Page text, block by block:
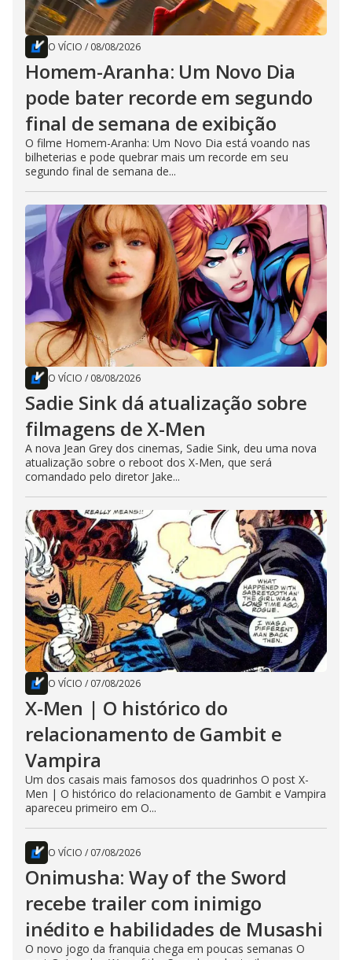
O VÍCIO / 08/08/2026
Homem-Aranha: Um Novo Dia
pode bater recorde em segundo
final de semana de exibição
O filme Homem-Aranha: Um Novo Dia está voando nas
bilheterias e pode quebrar mais um recorde em seu
segundo final de semana de...
O VÍCIO / 08/08/2026
Sadie Sink dá atualização sobre
filmagens de X-Men
A nova Jean Grey dos cinemas, Sadie Sink, deu uma nova
atualização sobre o reboot dos X-Men, que será
comandado pelo diretor Jake...
O VÍCIO / 07/08/2026
X-Men | O histórico do
relacionamento de Gambit e
Vampira
Um dos casais mais famosos dos quadrinhos O post X-
Men | O histórico do relacionamento de Gambit e Vampira
apareceu primeiro em O...
O VÍCIO / 07/08/2026
Onimusha: Way of the Sword
recebe trailer com inimigo
inédito e habilidades de Musashi
O novo jogo da franquia chega em poucas semanas O